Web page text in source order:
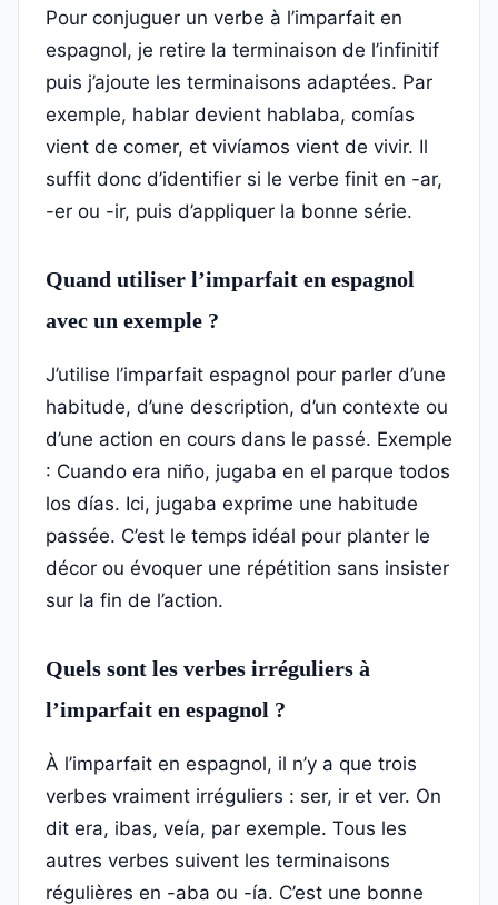
Pour conjuguer un verbe à l’imparfait en
espagnol, je retire la terminaison de l’infinitif
puis j’ajoute les terminaisons adaptées. Par
exemple, hablar devient hablaba, comías
vient de comer, et vivíamos vient de vivir. Il
suffit donc d’identifier si le verbe finit en -ar,
-er ou -ir, puis d’appliquer la bonne série.
Quand utiliser l’imparfait en espagnol
avec un exemple ?
J’utilise l’imparfait espagnol pour parler d’une
habitude, d’une description, d’un contexte ou
d’une action en cours dans le passé. Exemple
: Cuando era niño, jugaba en el parque todos
los días. Ici, jugaba exprime une habitude
passée. C’est le temps idéal pour planter le
décor ou évoquer une répétition sans insister
sur la fin de l’action.
Quels sont les verbes irréguliers à
l’imparfait en espagnol ?
À l’imparfait en espagnol, il n’y a que trois
verbes vraiment irréguliers : ser, ir et ver. On
dit era, ibas, veía, par exemple. Tous les
autres verbes suivent les terminaisons
régulières en -aba ou -ía. C’est une bonne